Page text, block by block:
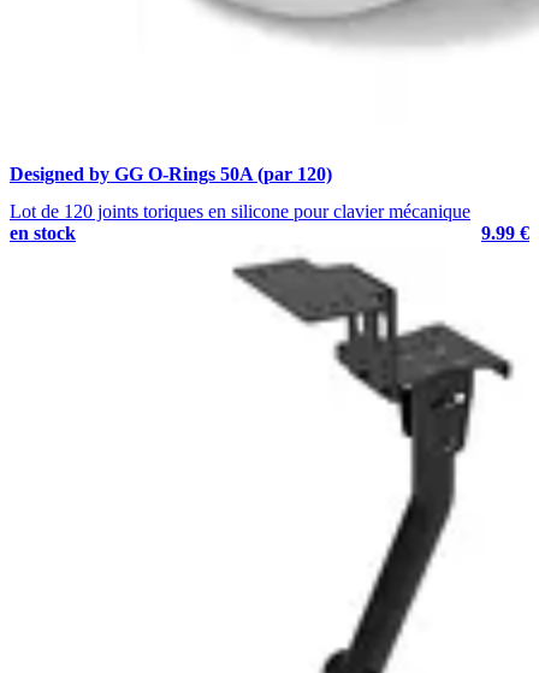
Designed by GG O-Rings 50A (par 120)
Lot de 120 joints toriques en silicone pour clavier mécanique
en stock
9.99 €